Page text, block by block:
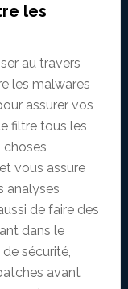
les
au travers
les malwares
assurer vos
filtre tous les
choses
vous assure
analyses
de faire des
dans le
sécurité,
avant